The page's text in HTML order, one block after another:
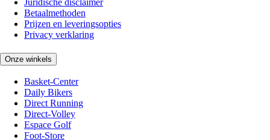
Betaalmethoden
Prijzen en leveringsopties
Privacy verklaring
Onze winkels
Basket-Center
Daily Bikers
Direct Running
Direct-Volley
Espace Golf
Foot-Store